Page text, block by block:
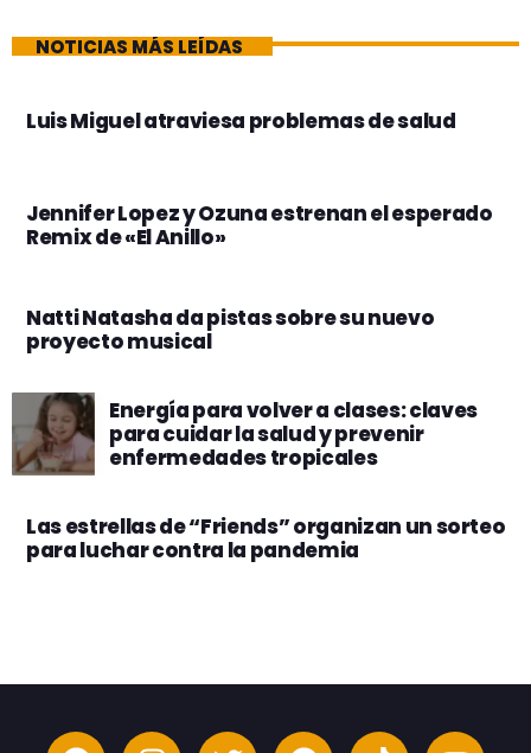
NOTICIAS MÁS LEÍDAS
Luis Miguel atraviesa problemas de salud
Jennifer Lopez y Ozuna estrenan el esperado
Remix de «El Anillo»
Natti Natasha da pistas sobre su nuevo
proyecto musical
Energía para volver a clases: claves
para cuidar la salud y prevenir
enfermedades tropicales
Las estrellas de “Friends” organizan un sorteo
para luchar contra la pandemia